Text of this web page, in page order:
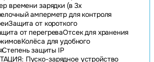
времени зарядки (в 3х
амперметр для контроля
от короткого
от перегреваОтсек для хранения
для удобного
защиты IP
Пуско-зарядное устройство